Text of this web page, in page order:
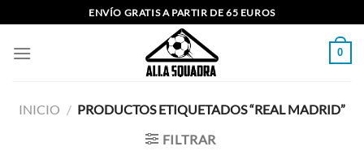
al
contenido
ENVÍO GRATIS A PARTIR DE 65 EUROS
0
INICIO / PRODUCTOS ETIQUETADOS “REAL MADRID”
FILTRAR